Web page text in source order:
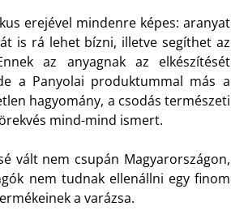
erejével mindenre képes: aranyat
is rá lehet bízni, illetve segíthet az
az anyagnak az elkészítését
a Panyolai produktummal más a
hagyomány, a csodás természeti
mind-mind ismert.
vált nem csupán Magyarországon,
nem tudnak ellenállni egy finom
a varázsa.